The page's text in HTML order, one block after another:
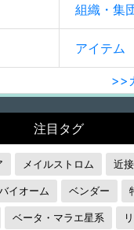
組織・集
アイテム
>>
注目タグ
メイルストロム 近
イオーム ベンダー
ベータ・マラエ星系